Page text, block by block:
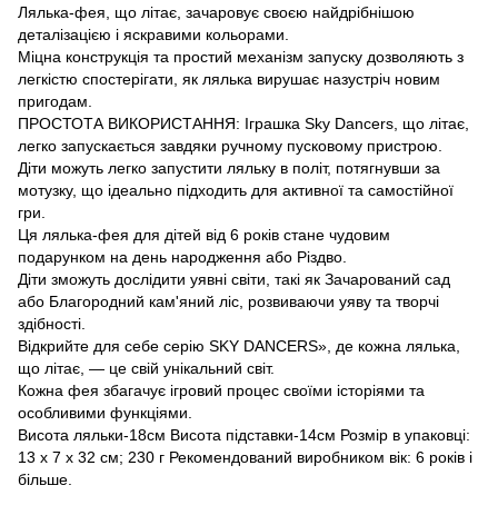
Лялька-фея, що літає, зачаровує своєю найдрібнішою
деталізацією і яскравими кольорами.
Міцна конструкція та простий механізм запуску дозволяють з
легкістю спостерігати, як лялька вирушає назустріч новим
пригодам.
ПРОСТОТА ВИКОРИСТАННЯ: Іграшка Sky Dancers, що літає,
легко запускається завдяки ручному пусковому пристрою.
Діти можуть легко запустити ляльку в політ, потягнувши за
мотузку, що ідеально підходить для активної та самостійної
гри.
Ця лялька-фея для дітей від 6 років стане чудовим
подарунком на день народження або Різдво.
Діти зможуть дослідити уявні світи, такі як Зачарований сад
або Благородний кам'яний ліс, розвиваючи уяву та творчі
здібності.
Відкрийте для себе серію SKY DANCERS», де кожна лялька,
що літає, — це свій унікальний світ.
Кожна фея збагачує ігровий процес своїми історіями та
особливими функціями.
Висота ляльки-18см Висота підставки-14см Розмір в упаковці:
13 x 7 x 32 см; 230 г Рекомендований виробником вік: 6 років і
більше.